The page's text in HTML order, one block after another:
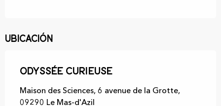
Ubicación
Odyssée curieuse
Maison des Sciences, 6 avenue de la Grotte,
09290 Le Mas-d'Azil